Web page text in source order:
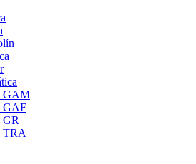
GAM
GAF
TRA